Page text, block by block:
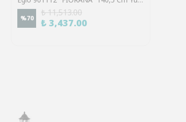
%70
₺ 11,513.00
₺ 3,437.00